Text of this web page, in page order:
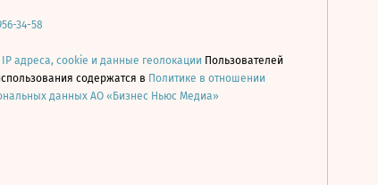
34-58
IP адреса, cookie и данные геолокации Пользователей
содержатся в Политике в отношении
данных АО «Бизнес Ньюс Медиа»